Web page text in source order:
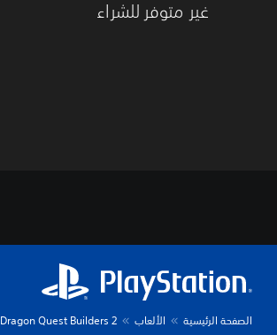
غير متوفر للشراء
الصفحة الرئيسية الألعاب Dragon Quest Builders 2